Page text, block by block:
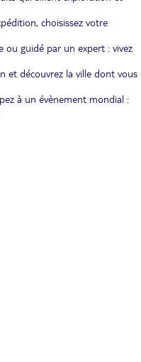
choisissez votre
ou guidé par un expert : vivez
et découvrez la ville dont vous
à un évènement mondial :